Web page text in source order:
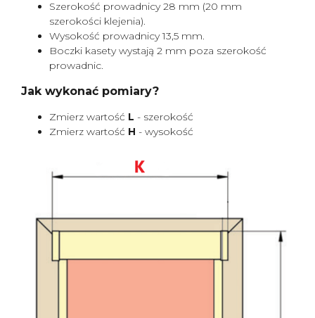
Szerokość prowadnicy 28 mm (20 mm
szerokości klejenia).
Wysokość prowadnicy 13,5 mm.
Boczki kasety wystają 2 mm poza szerokość
prowadnic.
Jak wykonać pomiary?
Zmierz wartość L - szerokość
Zmierz wartość H - wysokość